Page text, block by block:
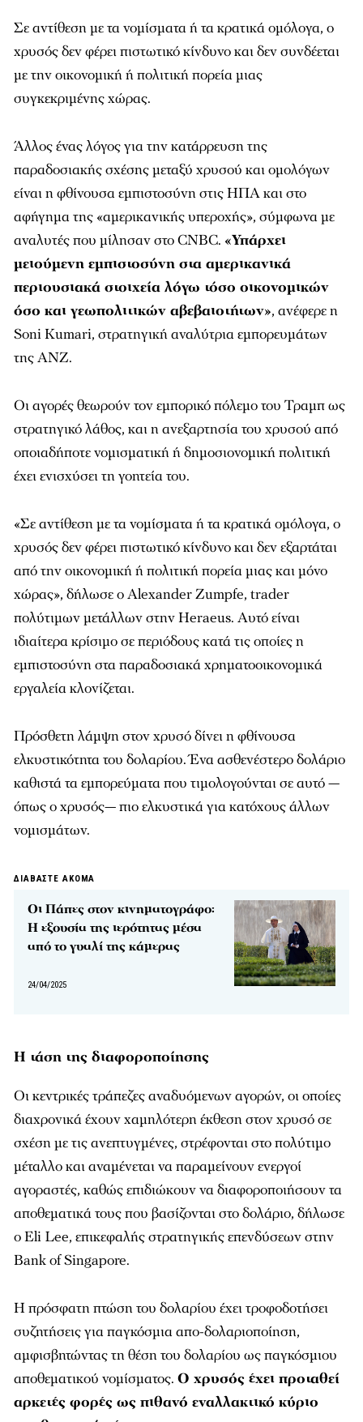
Σε αντίθεση με τα νομίσματα ή τα κρατικά ομόλογα, ο
χρυσός δεν φέρει πιστωτικό κίνδυνο και δεν συνδέεται
με την οικονομική ή πολιτική πορεία μιας
συγκεκριμένης χώρας.
Άλλος ένας λόγος για την κατάρρευση της
παραδοσιακής σχέσης μεταξύ χρυσού και ομολόγων
είναι η φθίνουσα εμπιστοσύνη στις ΗΠΑ και στο
αφήγημα της «αμερικανικής υπεροχής», σύμφωνα με
αναλυτές που μίλησαν στο CNBC. «Υπάρχει
μειούμενη εμπιστοσύνη στα αμερικανικά
περιουσιακά στοιχεία λόγω τόσο οικονομικών
όσο και γεωπολιτικών αβεβαιοτήτων», ανέφερε η
Soni Kumari, στρατηγική αναλύτρια εμπορευμάτων
της ANZ.
Οι αγορές θεωρούν τον εμπορικό πόλεμο του Τραμπ ως
στρατηγικό λάθος, και η ανεξαρτησία του χρυσού από
οποιαδήποτε νομισματική ή δημοσιονομική πολιτική
έχει ενισχύσει τη γοητεία του.
«Σε αντίθεση με τα νομίσματα ή τα κρατικά ομόλογα, ο
χρυσός δεν φέρει πιστωτικό κίνδυνο και δεν εξαρτάται
από την οικονομική ή πολιτική πορεία μιας και μόνο
χώρας», δήλωσε ο Alexander Zumpfe, trader
πολύτιμων μετάλλων στην Heraeus. Αυτό είναι
ιδιαίτερα κρίσιμο σε περιόδους κατά τις οποίες η
εμπιστοσύνη στα παραδοσιακά χρηματοοικονομικά
εργαλεία κλονίζεται.
Πρόσθετη λάμψη στον χρυσό δίνει η φθίνουσα
ελκυστικότητα του δολαρίου. Ένα ασθενέστερο δολάριο
καθιστά τα εμπορεύματα που τιμολογούνται σε αυτό —
όπως ο χρυσός— πιο ελκυστικά για κατόχους άλλων
νομισμάτων.
ΔΙΑΒΑΣΤΕ ΑΚΟΜΑ
Οι Πάπες στον κινηματογράφο:
Η εξουσία της ιερότητας μέσα
από το γυαλί της κάμερας
24/04/2025
Η τάση της διαφοροποίησης
Οι κεντρικές τράπεζες αναδυόμενων αγορών, οι οποίες
διαχρονικά έχουν χαμηλότερη έκθεση στον χρυσό σε
σχέση με τις ανεπτυγμένες, στρέφονται στο πολύτιμο
μέταλλο και αναμένεται να παραμείνουν ενεργοί
αγοραστές, καθώς επιδιώκουν να διαφοροποιήσουν τα
αποθεματικά τους που βασίζονται στο δολάριο, δήλωσε
ο Eli Lee, επικεφαλής στρατηγικής επενδύσεων στην
Bank of Singapore.
Η πρόσφατη πτώση του δολαρίου έχει τροφοδοτήσει
συζητήσεις για παγκόσμια απο-δολαριοποίηση,
αμφισβητώντας τη θέση του δολαρίου ως παγκόσμιου
αποθεματικού νομίσματος. Ο χρυσός έχει προταθεί
αρκετές φορές ως πιθανό εναλλακτικό κύριο